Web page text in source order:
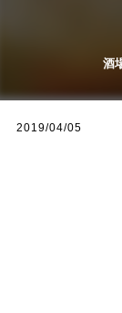
酒
2019/04/05